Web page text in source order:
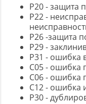
P20 - защита
P22 -
P26 -защита
P29 -
P31 - ошибка
C05 - ошибка
C06 - ошибка
C12 - ошибка
P30 -